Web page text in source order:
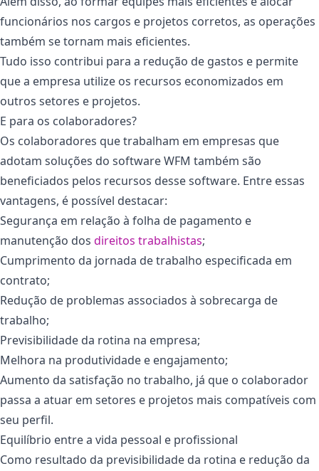
funcionários nos cargos e projetos corretos, as operações
também se tornam mais eficientes.
Tudo isso contribui para a redução de gastos e permite
que a empresa utilize os recursos economizados em
outros setores e projetos.
E para os colaboradores?
Os colaboradores que trabalham em empresas que
adotam soluções do software WFM também são
beneficiados pelos recursos desse software. Entre essas
vantagens, é possível destacar:
Segurança em relação à folha de pagamento e
manutenção dos direitos trabalhistas;
Cumprimento da jornada de trabalho especificada em
contrato;
Redução de problemas associados à sobrecarga de
trabalho;
Previsibilidade da rotina na empresa;
Melhora na produtividade e engajamento;
Aumento da satisfação no trabalho, já que o colaborador
passa a atuar em setores e projetos mais compatíveis com
seu perfil.
Equilíbrio entre a vida pessoal e profissional
Como resultado da previsibilidade da rotina e redução da